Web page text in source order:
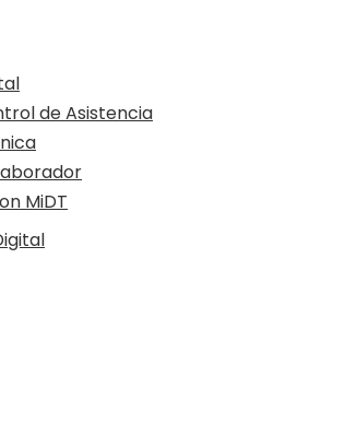
de Asistencia
MiDT